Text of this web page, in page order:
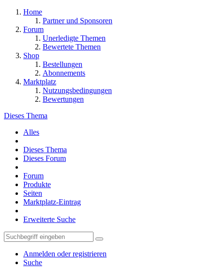
Home
Partner und Sponsoren
Forum
Unerledigte Themen
Bewertete Themen
Shop
Bestellungen
Abonnements
Marktplatz
Nutzungsbedingungen
Bewertungen
Dieses Thema
Alles
Dieses Thema
Dieses Forum
Forum
Produkte
Seiten
Marktplatz-Eintrag
Erweiterte Suche
Anmelden oder registrieren
Suche